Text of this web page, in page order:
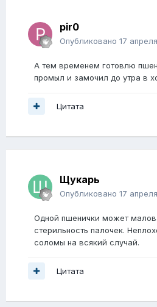
pir0
Опубликовано 17
А тем временем готовлю
промыл и замочил до утра в
Цитата
Щукарь
Опубликовано 17
Одной пшенички может
стерильность палочек.
соломы на всякий случай.
Цитата